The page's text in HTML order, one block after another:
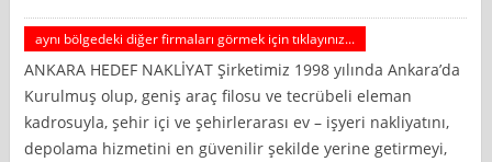
aynı bölgedeki diğer firmaları görmek için tıklayınız...
ANKARA HEDEF NAKLİYAT Şirketimiz 1998 yılında Ankara’da
Kurulmuş olup, geniş araç filosu ve tecrübeli eleman
kadrosuyla, şehir içi ve şehirlerarası ev – işyeri nakliyatını,
depolama hizmetini en güvenilir şekilde yerine getirmeyi,